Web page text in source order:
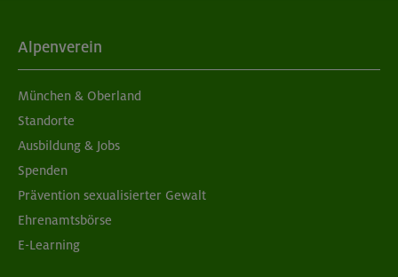
Alpenverein
München & Oberland
Standorte
Ausbildung & Jobs
Spenden
Prävention sexualisierter Gewalt
Ehrenamtsbörse
E-Learning